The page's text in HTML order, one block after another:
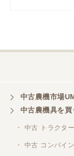
株式
三重県／株式
中古農機市場
中古農機具を買
・ 中古 トラクター
・ 中古 コンバイン